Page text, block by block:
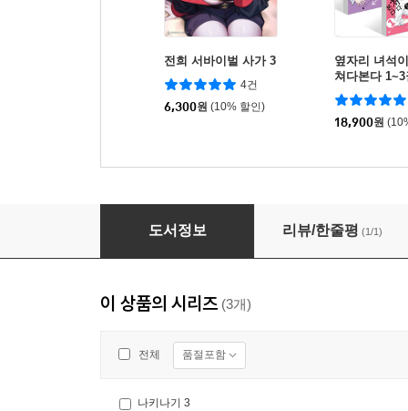
전희 서바이벌 사가 3
4건
6,300원 (10% 할인)
옆자리 녀석
쳐다본다
18,900원
나키나기 3
도서정보 리뷰/한줄평 (1/1)
이 상품의 시리즈 (3개)
전체 품절포함
나키나기 3